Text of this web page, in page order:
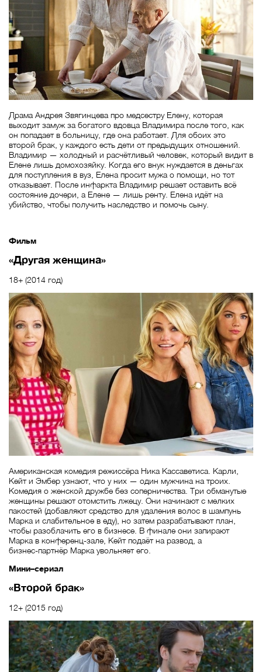
Драма Андрея Звягинцева про медсестру Елену, которая
выходит замуж за богатого вдовца Владимира после того, как
он попадает в больницу, где она работает. Для обоих это
второй брак, у каждого есть дети от предыдущих отношений.
Владимир — холодный и расчётливый человек, который видит в
Елене лишь домохозяйку. Когда его внук нуждается в деньгах
для поступления в вуз, Елена просит мужа о помощи, но тот
отказывает. После инфаркта Владимир решает оставить всё
состояние дочери, а Елене — лишь ренту. Елена идёт на
убийство, чтобы получить наследство и помочь сыну.
Фильм
«Другая женщина»
18+ (2014 год)
Американская комедия режиссёра Ника Кассаветиса. Карли,
Кейт и Эмбер узнают, что у них — один мужчина на троих.
Комедия о женской дружбе без соперничества. Три обманутые
женщины решают отомстить лжецу. Они начинают с мелких
пакостей (добавляют средство для удаления волос в шампунь
Марка и слабительное в еду), но затем разрабатывают план,
чтобы разоблачить его в бизнесе. В финале они запирают
Марка в конференц‑зале, Кейт подаёт на развод, а
бизнес‑партнёр Марка увольняет его.
Мини–сериал
«Второй брак»
12+ (2015 год)